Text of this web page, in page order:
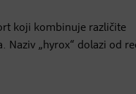
koji kombinuje različite
Naziv „hyrox“ dolazi od